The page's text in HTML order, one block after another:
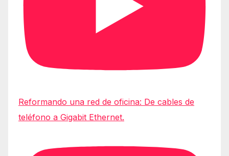
Reformando una red de oficina: De cables de
teléfono a Gigabit Ethernet.